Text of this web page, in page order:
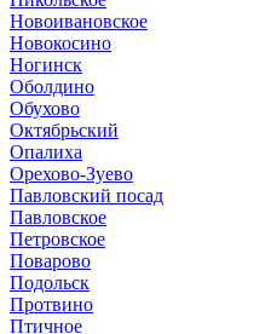
Новоивановское
Новокосино
Ногинск
Оболдино
Обухово
Октябрьский
Опалиха
Орехово-Зуево
Павловский посад
Павловское
Петровское
Поварово
Подольск
Протвино
Птичное